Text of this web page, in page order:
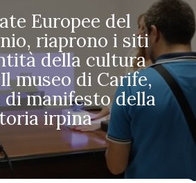
Europee del
riaprono i siti
della cultura
museo di Carife,
di manifesto della
irpina